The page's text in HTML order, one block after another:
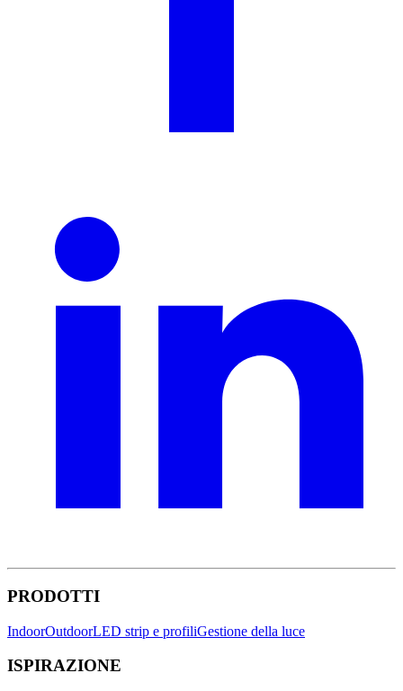
PRODOTTI
IndoorOutdoorLED strip e profiliGestione della luce
ISPIRAZIONE